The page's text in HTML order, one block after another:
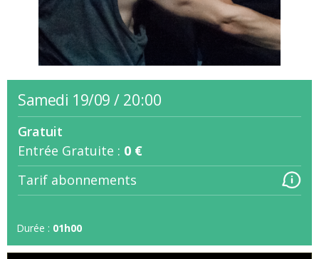
samedi 19/09 / 20:00
Gratuit
Entrée Gratuite : 0 €
Tarif abonnements
Durée : 01h00